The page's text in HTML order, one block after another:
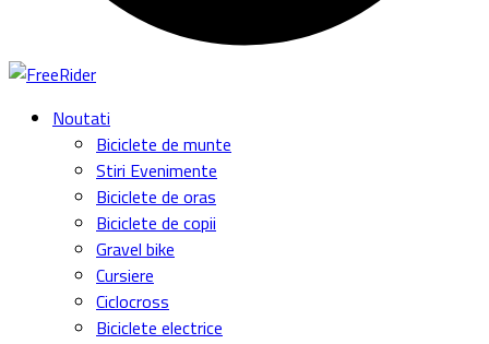
Noutati
Biciclete de munte
Stiri Evenimente
Biciclete de oras
Biciclete de copii
Gravel bike
Cursiere
Ciclocross
Biciclete electrice